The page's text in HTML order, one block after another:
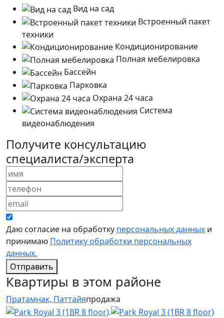
Вид на сад
Встроенный пакет
техники
Кондиционирование
Полная мебелировка
Бассейн
Парковка
Охрана 24 часа
Система
видеонаблюдения
Получите консультацию
специалиста/эксперта
Даю согласие на обработку персональных данных и
принимаю Политику обработки персональных
данных.
Отправить
Квартиры в этом районе
Пратамнак, Паттайяпродажа